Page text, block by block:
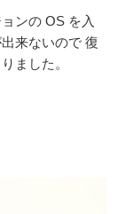
ンの OS を入
来ないので 復
ました。